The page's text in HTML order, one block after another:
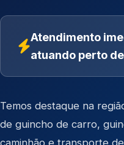
Atendimento
atuando perto
Temos destaque na
de guincho de carro,
caminhão e transporte